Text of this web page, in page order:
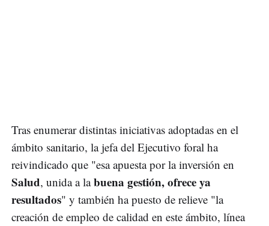
Tras enumerar distintas iniciativas adoptadas en el
ámbito sanitario, la jefa del Ejecutivo foral ha
reivindicado que "esa apuesta por la inversión en
Salud, unida a labuena gestión, ofrece ya
resultados" y también ha puesto de relieve "la
creación de empleo de calidad en este ámbito, línea